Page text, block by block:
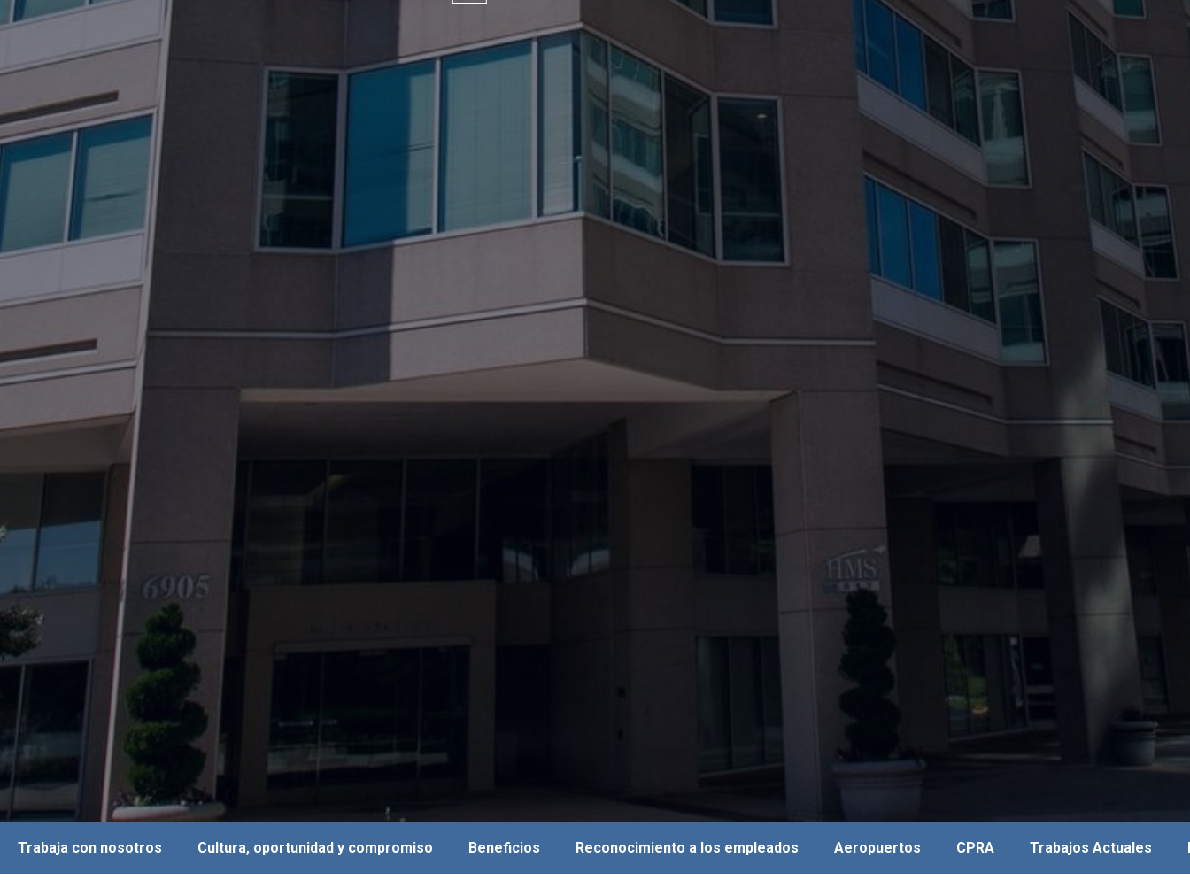
Trabaja con nosotros Cultura, oportunidad y compromiso Beneficios Reconocimiento a los empleados Aeropuertos CPRA Trabajos Actuales